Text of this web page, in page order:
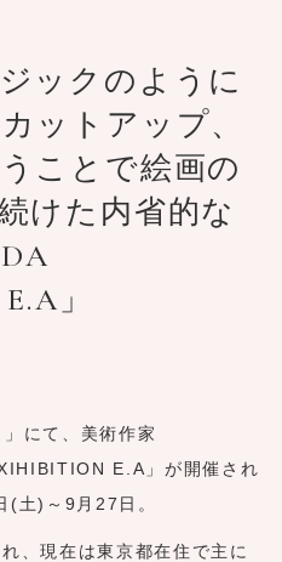
ックのように
ットアップ、
ことで絵画の
けた内省的な
」
にて、美術作家
E.A」が開催され
(土)～9月27日。
、現在は東京都在住で主に